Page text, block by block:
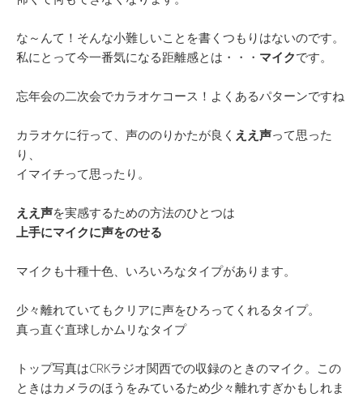
な～んて！そんな小難しいことを書くつもりはないのです。
私にとって今一番気になる距離感とは・・・ マイクです。
忘年会の二次会でカラオケコース！よくあるパターンですね
カラオケに行って、声ののりかたが良く ええ声って思った
り、
イマイチって思ったり。
ええ声を実感するための方法のひとつは
上手にマイクに声をのせる
マイクも十種十色、いろいろなタイプがあります。
少々離れていてもクリアに声をひろってくれるタイプ。
真っ直ぐ直球しかムリなタイプ
トップ写真はCRKラジオ関西での収録のときのマイク。この
ときはカメラのほうをみているため少々離れすぎかもしれま